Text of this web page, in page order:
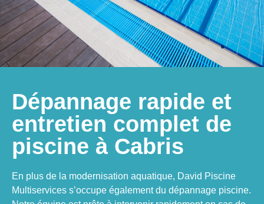
Dépannage rapide et
entretien complet de
piscine à Cabris
En plus de la modernisation aquatique, David Piscine
Multiservices s’occupe également du dépannage piscine.